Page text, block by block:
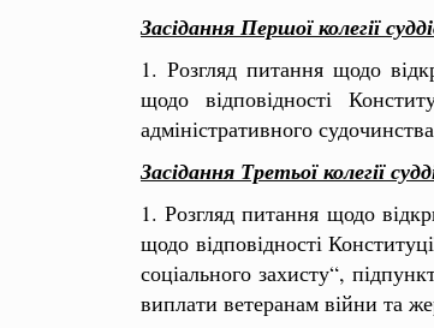
Засідання Першої колегії
1. Розгляд питання щодо
щодо відповідності
адміністративного
Засідання Третьої колегії
1. Розгляд питання щодо
щодо відповідності
соціального захисту“,
виплати ветеранам війни та